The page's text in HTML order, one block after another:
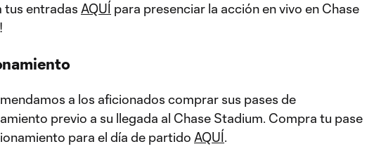
tus entradas AQUÍ para presenciar la acción en vivo en Chase
a los aficionados comprar sus pases de
previo a su llegada al Chase Stadium. Compra tu pase
para el día de partido AQUÍ.